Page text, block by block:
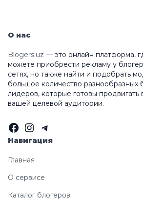
О нас
Blogers.uz — это онлайн платформа,
можете приобрести рекламу у
сетях, но также найти и подобрать
большое количество разнообразных
лидеров, которые готовы
вашей целевой аудитории.
Facebook
Instagram
Telegram
Навигация
Главная
О сервисе
Каталог блогеров